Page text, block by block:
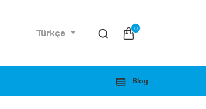
Türkçe 0
Blog